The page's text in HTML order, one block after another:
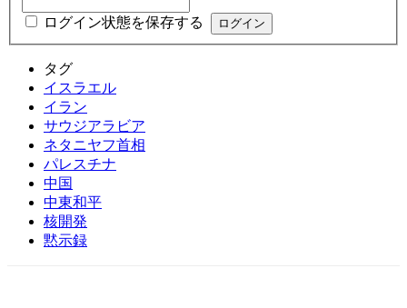
ログイン状態を保存する
タグ
イスラエル
イラン
サウジアラビア
ネタニヤフ首相
パレスチナ
中国
中東和平
核開発
黙示録